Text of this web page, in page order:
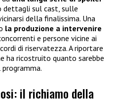
dettagli sul cast, sulle
della finalissima. Una
la produzione a intervenire
e persone vicine ai
di riservatezza. A riportare
ha ricostruito quanto sarebbe
il richiamo della